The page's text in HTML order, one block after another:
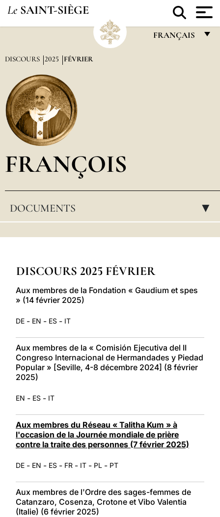
Le SAINT-SIÈGE
FRANÇAIS
العربيّة
DISCOURS 2025 FÉVRIER
FRANÇOIS
DOCUMENTS ▸
DISCOURS 2025 FÉVRIER
Aux membres de la Fondation « Gaudium et spes
» (14 février 2025)
DE - EN - ES - IT
Aux membres de la « Comisión Ejecutiva del II
Congreso Internacional de Hermandades y Piedad
Popular » [Seville, 4-8 décembre 2024] (8 février
2025)
EN - ES - IT
Aux membres du Réseau « Talitha Kum » à
l'occasion de la Journée mondiale de prière
contre la traite des personnes (7 février 2025)
DE - EN - ES - FR - IT - PL - PT
Aux membres de l'Ordre des sages-femmes de
Catanzaro, Cosenza, Crotone et Vibo Valentia
(Italie) (6 février 2025)